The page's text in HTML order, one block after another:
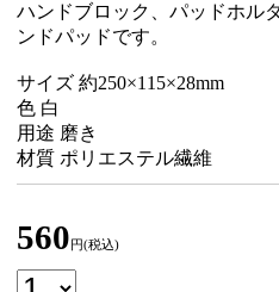
ハンドブロック、パッドホル
ンドパッドです。
サイズ 約250×115×28mm
色 白
用途 磨き
材質 ポリエステル繊維
560 円(税込)